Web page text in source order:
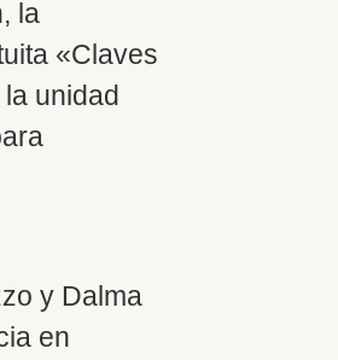
la
«Claves
unidad
y Dalma
en